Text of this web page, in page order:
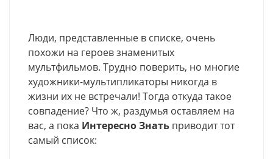
Люди, представленные в списке, очень
похожи на героев знаменитых
мультфильмов. Трудно поверить, но многие
художники-мультипликаторы никогда в
жизни их не встречали! Тогда откуда такое
совпадение? Что ж, раздумья оставляем на
вас, а пока Интересно Знать приводит тот
самый список: